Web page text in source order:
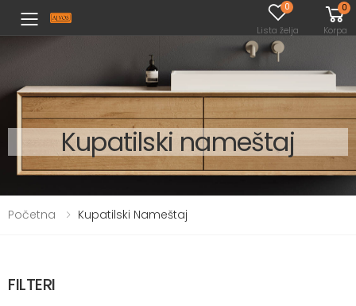
Toggle mobile menu
0
Lista želja
0
Korpa
Kupatilski nameštaj
Početna Kupatilski Nameštaj
FILTERI